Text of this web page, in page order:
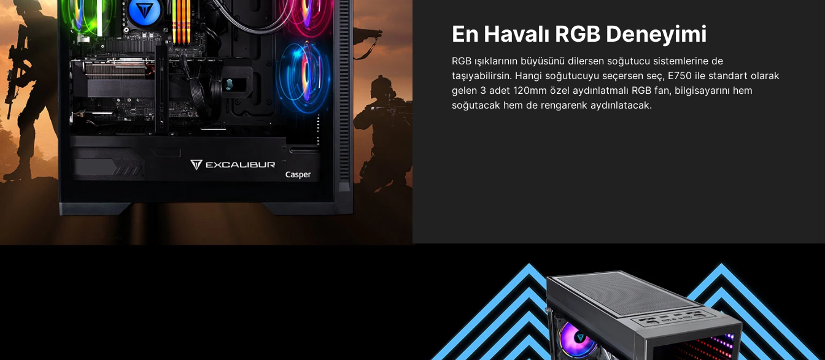
En Havalı RGB Deneyimi
RGB ışıklarının büyüsünü dilersen soğutucu sistemlerine de
taşıyabilirsin. Hangi soğutucuyu seçersen seç, E750 ile standart olarak
gelen 3 adet 120mm özel aydınlatmalı RGB fan, bilgisayarını hem
soğutacak hem de rengarenk aydınlatacak.